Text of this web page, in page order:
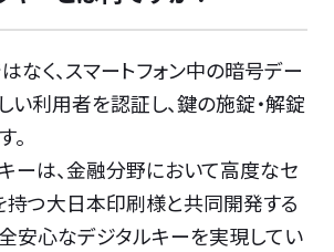
なく、スマートフォン中の暗号デー
い利用者を認証し、鍵の施錠・解錠
。
ーは、金融分野において高度なセ
持つ大日本印刷様と共同開発する
全安心なデジタルキーを実現してい